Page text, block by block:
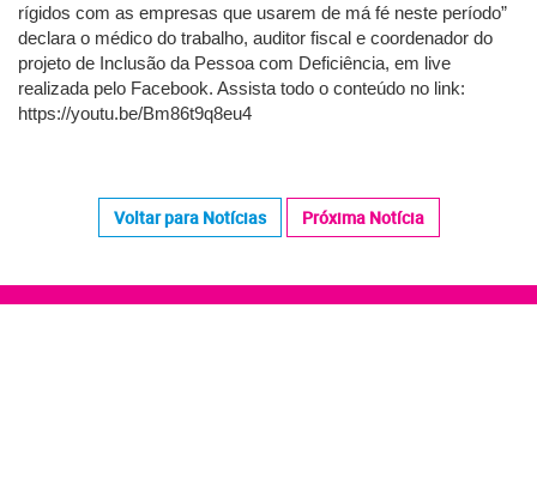
rígidos com as empresas que usarem de má fé neste período”
declara o médico do trabalho, auditor fiscal e coordenador do
projeto de Inclusão da Pessoa com Deficiência, em live
realizada pelo Facebook. Assista todo o conteúdo no link:
https://youtu.be/Bm86t9q8eu4
Voltar para Notícias Próxima Notícia